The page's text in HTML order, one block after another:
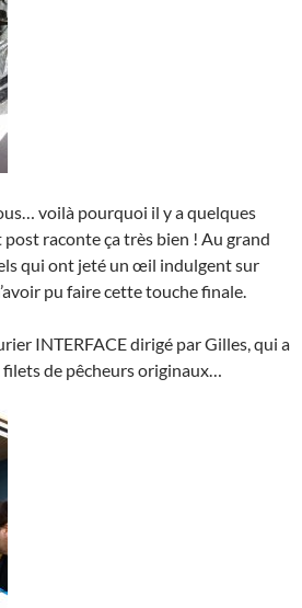
voilà pourquoi il y a quelques
raconte ça très bien ! Au grand
qui ont jeté un œil indulgent sur
pu faire cette touche finale.
INTERFACE dirigé par Gilles, qui a
filets de pêcheurs originaux…